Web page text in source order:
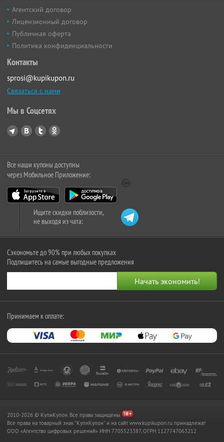
Агентский договор
Лицензионный договор
Публичная оферта
Политика конфиденциальности
Контакты
sprosi@kupikupon.ru
Связаться с нами
Мы в Соцсетях
Все наши купоны доступны
через Мобильное Приложение:
Ищите скидки поблизости,
не выходя из чата:
Сэкономьте до 90% при любых покупках
Подпишитесь на самые выгодные предложения
Принимаем к оплате:
2010-2026 © КупиКупон. Все права защищены.
Все права на товарный знак "КупиКупон" и на сайт www.kupikupon.ru принадлежат
OOO «Агентство цифровых решений» ИНН 7705523387, ОГРН 1127747063212